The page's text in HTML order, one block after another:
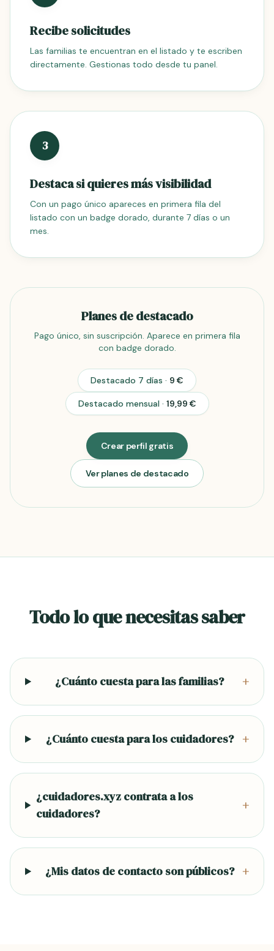
Recibe solicitudes
Las familias te encuentran en el listado y te escriben
directamente. Gestionas todo desde tu panel.
3
Destaca si quieres más visibilidad
Con un pago único apareces en primera fila del
listado con un badge dorado, durante 7 días o un
mes.
Planes de destacado
Pago único, sin suscripción. Aparece en primera fila
con badge dorado.
Destacado 7 días · 9 €
Destacado mensual· 19,99 €
Crear perfil gratis
Ver planes de destacado
Todo lo que necesitas saber
¿Cuánto cuesta para las familias? +
¿Cuánto cuesta para los cuidadores? +
¿cuidadores.xyz contrata a los
cuidadores?
+
¿Mis datos de contacto son públicos? +